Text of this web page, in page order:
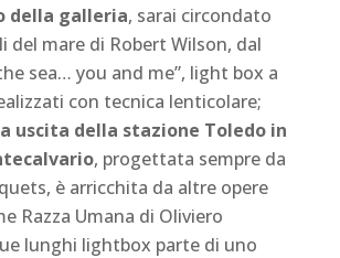
della galleria, sarai circondato
del mare di Robert Wilson, dal
sea… you and me”, light box a
con tecnica lenticolare;
uscita della stazione Toledo in
, progettata sempre da
è arricchita da altre opere
Razza Umana di Oliviero
lunghi lightbox parte di uno